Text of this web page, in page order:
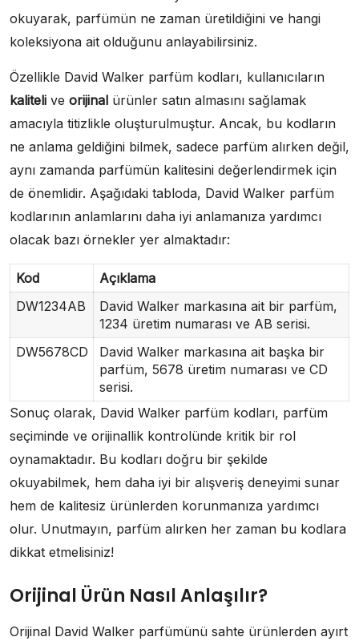
okuyarak, parfümün ne zaman üretildiğini ve hangi
koleksiyona ait olduğunu anlayabilirsiniz.
Özellikle David Walker parfüm kodları, kullanıcıların
kaliteli ve orijinal ürünler satın almasını sağlamak
amacıyla titizlikle oluşturulmuştur. Ancak, bu kodların
ne anlama geldiğini bilmek, sadece parfüm alırken değil,
aynı zamanda parfümün kalitesini değerlendirmek için
de önemlidir. Aşağıdaki tabloda, David Walker parfüm
kodlarının anlamlarını daha iyi anlamanıza yardımcı
olacak bazı örnekler yer almaktadır:
Kod
Açıklama
DW1234AB
David Walker markasına ait bir parfüm,
1234 üretim numarası ve AB serisi.
DW5678CD
David Walker markasına ait başka bir
parfüm, 5678 üretim numarası ve CD
serisi.
Sonuç olarak, David Walker parfüm kodları, parfüm
seçiminde ve orijinallik kontrolünde kritik bir rol
oynamaktadır. Bu kodları doğru bir şekilde
okuyabilmek, hem daha iyi bir alışveriş deneyimi sunar
hem de kalitesiz ürünlerden korunmanıza yardımcı
olur. Unutmayın, parfüm alırken her zaman bu kodlara
dikkat etmelisiniz!
Orijinal Ürün Nasıl Anlaşılır?
Orijinal David Walker parfümünü sahte ürünlerden ayırt